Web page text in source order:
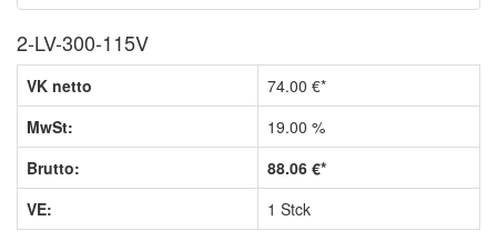
2-LV-300-115V
VK netto
74.00 €*
MwSt:
19.00 %
Brutto:
88.06 €*
VE:
1 Stck